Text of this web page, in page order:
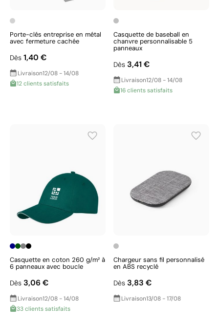
Porte-clés entreprise en métal
avec fermeture cachée
Dès 1,40 €
Livraison12/08 - 14/08
12 clients satisfaits
Casquette de baseball en
chanvre personnalisable 5
panneaux
Dès 3,41 €
Livraison12/08 - 14/08
16 clients satisfaits
Casquette en coton 260 g/m² à
6 panneaux avec boucle
Dès 3,06 €
Livraison12/08 - 14/08
33 clients satisfaits
Chargeur sans fil personnalisé
en ABS recyclé
Dès 3,83 €
Livraison13/08 - 17/08